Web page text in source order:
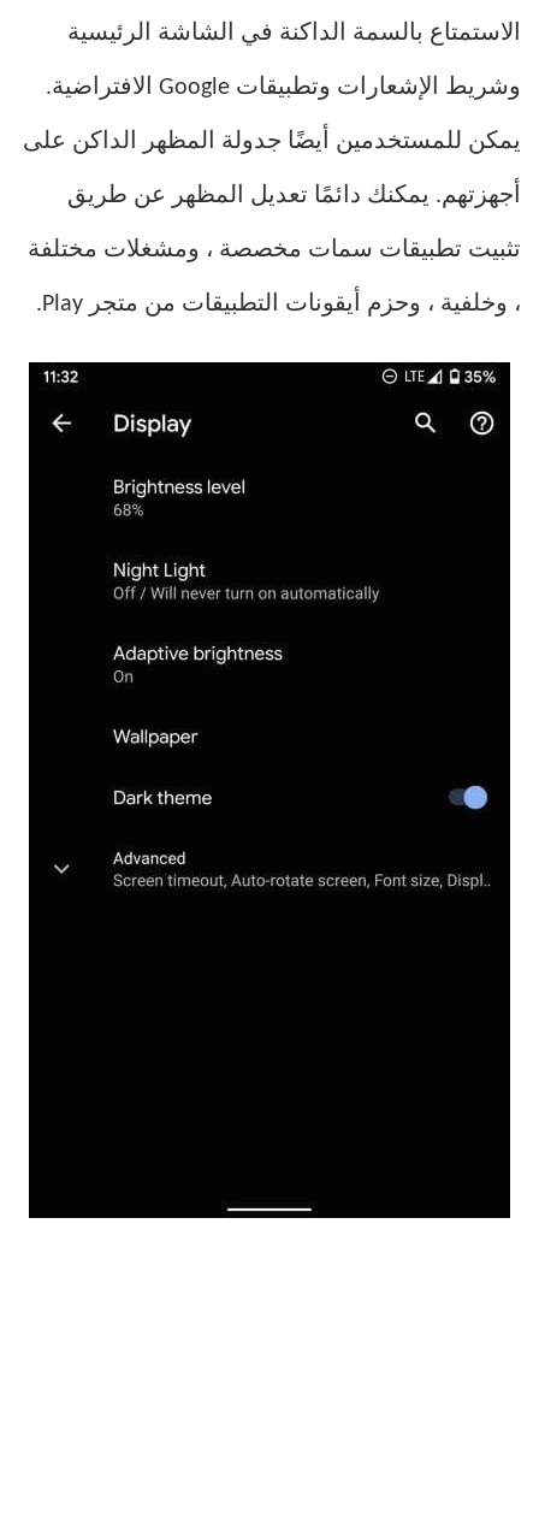
الاستمتاع بالسمة الداكنة في الشاشة الرئيسية
وشريط الإشعارات وتطبيقات Google الافتراضية.
يمكن للمستخدمين أيضًا جدولة المظهر الداكن على
أجهزتهم. يمكنك دائمًا تعديل المظهر عن طريق
تثبيت تطبيقات سمات مخصصة ، ومشغلات مختلفة
، وخلفية ، وحزم أيقونات التطبيقات من متجر Play.